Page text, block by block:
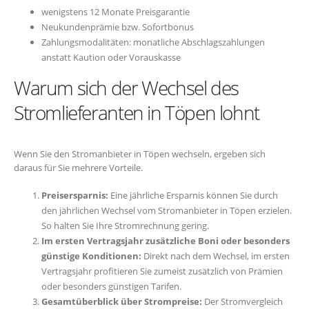
wenigstens 12 Monate Preisgarantie
Neukundenprämie bzw. Sofortbonus
Zahlungsmodalitäten: monatliche Abschlagszahlungen
anstatt Kaution oder Vorauskasse
Warum sich der Wechsel des
Stromlieferanten in Töpen lohnt
Wenn Sie den Stromanbieter in Töpen wechseln, ergeben sich
daraus für Sie mehrere Vorteile.
Preisersparnis: Eine jährliche Ersparnis können Sie durch
den jährlichen Wechsel vom Stromanbieter in Töpen erzielen.
So halten Sie Ihre Stromrechnung gering.
Im ersten Vertragsjahr zusätzliche Boni oder besonders
günstige Konditionen: Direkt nach dem Wechsel, im ersten
Vertragsjahr profitieren Sie zumeist zusätzlich von Prämien
oder besonders günstigen Tarifen.
Gesamtüberblick über Strompreise: Der Stromvergleich